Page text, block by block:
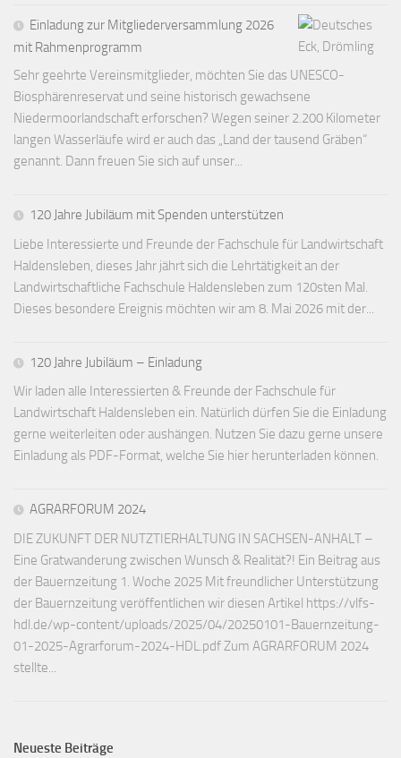
Einladung zur Mitgliederversammlung 2026
mit Rahmenprogramm
Sehr geehrte Vereinsmitglieder, möchten Sie das UNESCO-
Biosphärenreservat und seine historisch gewachsene
Niedermoorlandschaft erforschen? Wegen seiner 2.200 Kilometer
langen Wasserläufe wird er auch das „Land der tausend Gräben“
genannt. Dann freuen Sie sich auf unser...
120 Jahre Jubiläum mit Spenden unterstützen
Liebe Interessierte und Freunde der Fachschule für Landwirtschaft
Haldensleben, dieses Jahr jährt sich die Lehrtätigkeit an der
Landwirtschaftliche Fachschule Haldensleben zum 120sten Mal.
Dieses besondere Ereignis möchten wir am 8. Mai 2026 mit der...
120 Jahre Jubiläum – Einladung
Wir laden alle Interessierten & Freunde der Fachschule für
Landwirtschaft Haldensleben ein. Natürlich dürfen Sie die Einladung
gerne weiterleiten oder aushängen. Nutzen Sie dazu gerne unsere
Einladung als PDF-Format, welche Sie hier herunterladen können.
AGRARFORUM 2024
DIE ZUKUNFT DER NUTZTIERHALTUNG IN SACHSEN-ANHALT –
Eine Gratwanderung zwischen Wunsch & Realität?! Ein Beitrag aus
der Bauernzeitung 1. Woche 2025 Mit freundlicher Unterstützung
der Bauernzeitung veröffentlichen wir diesen Artikel https://vlfs-
hdl.de/wp-content/uploads/2025/04/20250101-Bauernzeitung-
01-2025-Agrarforum-2024-HDL.pdf Zum AGRARFORUM 2024
stellte...
Neueste Beiträge